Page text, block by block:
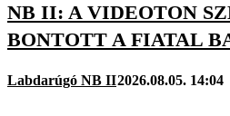
NB II: A VIDEOTON
BONTOTT A FIATAL
Labdarúgó NB II2026.08.05. 14:04